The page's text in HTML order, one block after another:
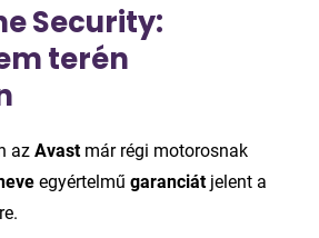
Security:
terén
az Avastmár régi motorosnak
egyértelmű garanciátjelent a